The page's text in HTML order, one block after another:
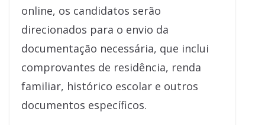
online, os candidatos serão
direcionados para o envio da
documentação necessária, que inclui
comprovantes de residência, renda
familiar, histórico escolar e outros
documentos específicos.